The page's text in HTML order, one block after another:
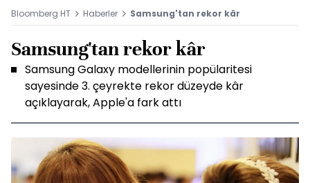
Bloomberg HT Haberler Samsung'tan rekor kâr
Samsung'tan rekor kâr
Samsung Galaxy modellerinin popülaritesi
sayesinde 3. çeyrekte rekor düzeyde kâr
açıklayarak, Apple'a fark attı